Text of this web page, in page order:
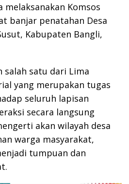
melaksanakan Komsos
banjar penatahan Desa
Kabupaten Bangli,
salah satu dari Lima
yang merupakan tugas
seluruh lapisan
secara langsung
akan wilayah desa
warga masyarakat,
tumpuan dan